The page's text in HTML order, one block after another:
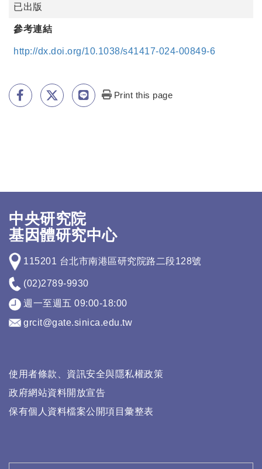
已出版
參考連結
http://dx.doi.org/10.1038/s41417-024-00849-6
Print this page
中央研究院
基因體研究中心
115201 台北市南港區研究院路二段128號
(02)2789-9930
週一至週五 09:00-18:00
grcit@gate.sinica.edu.tw
使用者條款、資訊安全與隱私權政策
政府網站資料開放宣告
保有個人資料檔案公開項目彙整表